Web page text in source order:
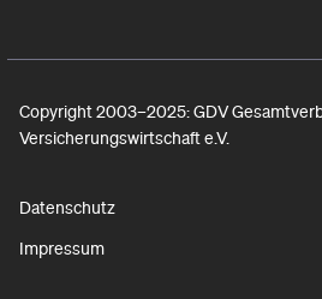
Copyright 2003–2025: GDV
Versicherungswirtschaft e.V.
Datenschutz
Impressum